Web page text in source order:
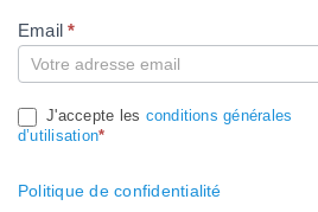
Compte
Email*
J'accepte les conditions générales
d’utilisation*
Politique de confidentialité